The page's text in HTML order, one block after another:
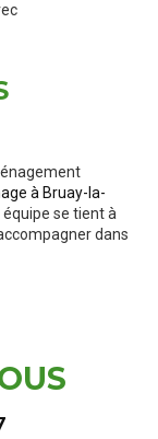
à Bruay-la-
se tient à
dans